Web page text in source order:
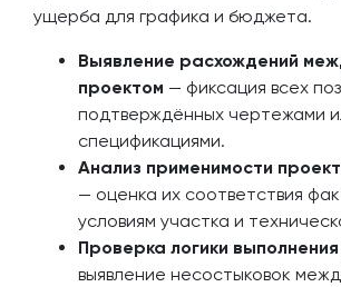
ущерба для графика и бюджета.
Выявление расхождений
проектом — фиксация всех
подтверждённых чертежами
спецификациями.
Анализ применимости
— оценка их соответствия
условиям участка и
Проверка логики
выявление несостыковок